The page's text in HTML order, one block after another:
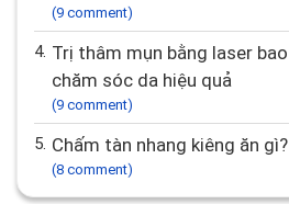
(9 comment)
4. Trị thâm mụn bằng laser bao lâu thì khỏi? Cách
chăm sóc da hiệu quả
(9 comment)
5. Chấm tàn nhang kiêng ăn gì?
(8 comment)